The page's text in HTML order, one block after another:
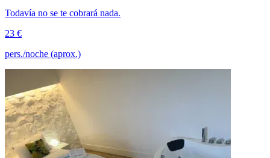
Todavía no se te cobrará nada.
23 €
pers./noche (aprox.)